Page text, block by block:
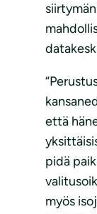
että
pidä
myös